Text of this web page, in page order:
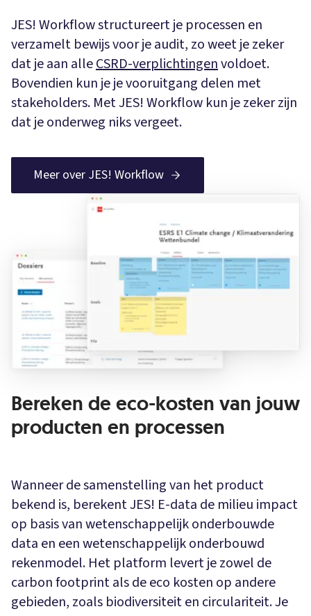
JES! Workflow structureert je processen en
verzamelt bewijs voor je audit, zo weet je zeker
dat je aan alleCSRD-verplichtingenvoldoet.
Bovendien kun je je vooruitgang delen met
stakeholders. Met JES! Workflow kun je zeker zijn
dat je onderweg niks vergeet.
Meer over JES! Workflow
Bereken de eco-kosten van jouw
producten en processen
Wanneer de samenstelling van het product
bekend is, berekent JES! E-data de milieu impact
op basis van wetenschappelijk onderbouwde
data en een wetenschappelijk onderbouwd
rekenmodel. Het platform levert je zowel de
carbon footprint als de eco kosten op andere
gebieden, zoals biodiversiteit en circulariteit. Je